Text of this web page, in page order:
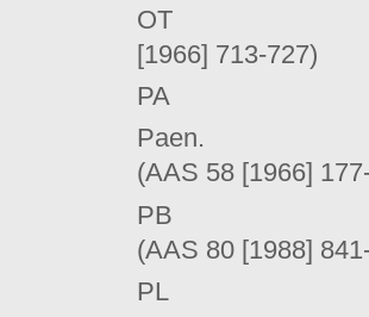
OT
[1966] 713-727)
PA
Paen.
(AAS 58 [1966]
PB Jean-
(AAS 80 [1988]
PL